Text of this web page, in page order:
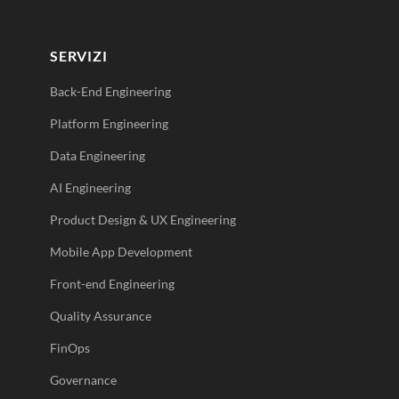
SERVIZI
Back-End Engineering
Platform Engineering
Data Engineering
AI Engineering
Product Design & UX Engineering
Mobile App Development
Front-end Engineering
Quality Assurance
FinOps
Governance